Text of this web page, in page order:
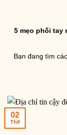
5 mẹo phối tay
Bạn đang tìm
02
Th8